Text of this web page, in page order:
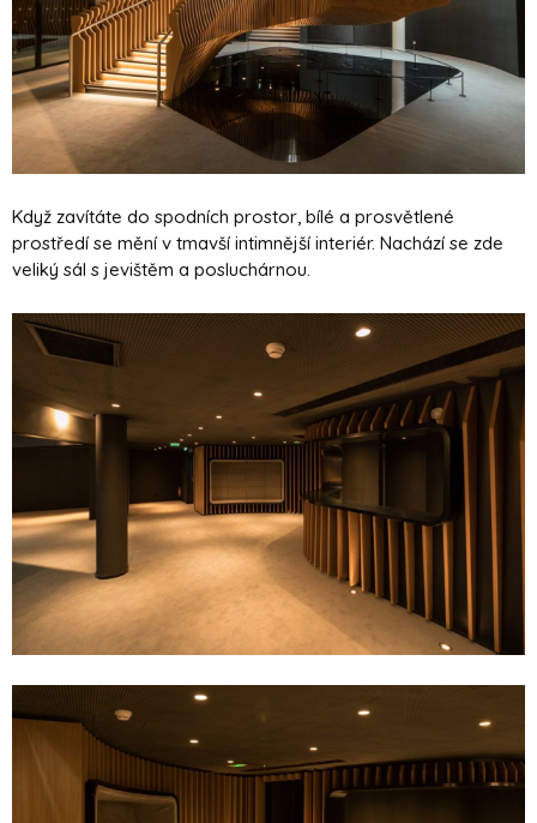
Když zavítáte do spodních prostor, bílé a prosvětlené
prostředí se mění v tmavší intimnější interiér. Nachází se zde
veliký sál s jevištěm a posluchárnou.